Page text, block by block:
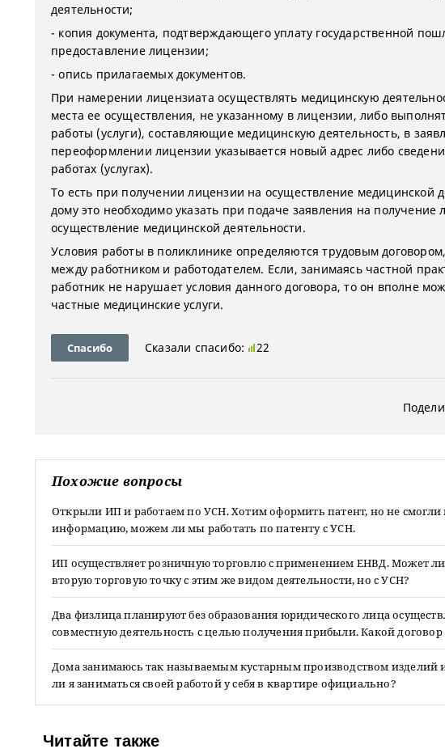
деятельности;
- копия документа, подтверждающего уплату государственной
предоставление лицензии;
- опись прилагаемых документов.
При намерении лицензиата осуществлять медицинскую
места ее осуществления, не указанному в лицензии, либо
работы (услуги), составляющие медицинскую деятельность, в
переоформлении лицензии указывается новый адрес либо
работах (услугах).
То есть при получении лицензии на осуществление медицинской
дому это необходимо указать при подаче заявления на получение
осуществление медицинской деятельности.
Условия работы в поликлинике определяются трудовым
между работником и работодателем. Если, занимаясь частной
работник не нарушает условия данного договора, то он вполне
частные медицинские услуги.
Спасибо Сказали спасибо: 22
Похожие вопросы
Открыли ИП и работаем по УСН. Хотим оформить патент, но не смогли
информацию, можем ли мы работать по патенту с УСН.
ИП осуществляет розничную торговлю с применением ЕНВД. Может
вторую торговую точку с этим же видом деятельности, но с УСН?
Два физлица планируют без образования юридического лица
совместную деятельность с целью получения прибыли. Какой
Дома занимаюсь так называемым кустарным производством изделий
ли я заниматься своей работой у себя в квартире официально?
Читайте также